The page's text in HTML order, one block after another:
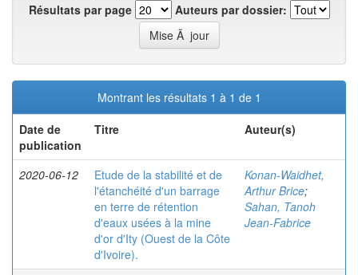
Résultats par page
Auteurs par dossier:
Montrant les résultats 1 à 1 de 1
Date de
publication
Titre Auteur(s)
2020-06-12
Etude de la stabilité et de
l'étanchéité d'un barrage
en terre de rétention
d'eaux usées à la mine
d'or d'Ity (Ouest de la Côte
d'Ivoire).
Konan-Waidhet,
Arthur Brice;
Sahan, Tanoh
Jean-Fabrice